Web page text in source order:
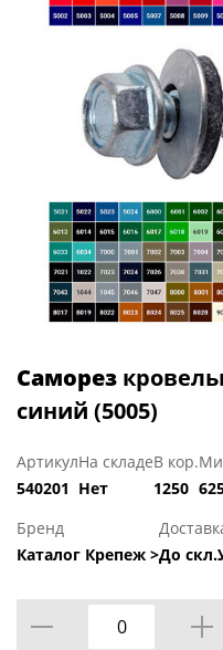
Саморез
синий (5005)
Артикул
540201
На складе
Нет
В кор.
1250
Бренд
Каталог Крепеж >До